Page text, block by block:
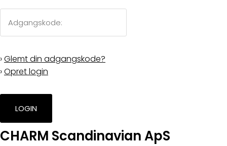
›Glemt din adgangskode?
›Opret login
CHARM Scandinavian ApS